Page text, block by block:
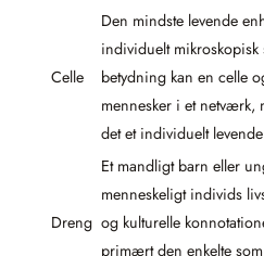
Celle
Den mindste levende
individuelt mikroskopisk
betydning kan en celle
mennesker i et netværk,
det et individuelt
Dreng
Et mandligt barn eller
menneskeligt individs
og kulturelle
primært den enkelte